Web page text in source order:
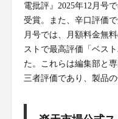
電批評』2025年12月号
受賞。また、辛口評価
月号では、月額料金無
ストで最高評価「ベス
た。これらは編集部と
三者評価であり、製品